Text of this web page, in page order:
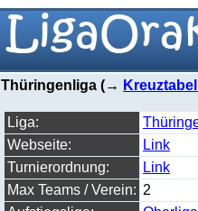
Thüringenliga (→
Liga:
Webseite:
Link
Turnierordnung:
Link
Max Teams / Verein: 2